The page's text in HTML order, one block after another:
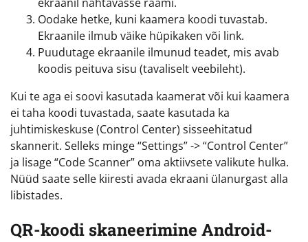
Oodake hetke, kuni kaamera koodi tuvastab.
Ekraanile ilmub väike hüpikaken või link.
Puudutage ekraanile ilmunud teadet, mis avab
koodis peituva sisu (tavaliselt veebileht).
Kui te aga ei soovi kasutada kaamerat või kui kaamera
ei taha koodi tuvastada, saate kasutada ka
juhtimiskeskuse (Control Center) sisseehitatud
skannerit. Selleks minge “Settings” -> “Control Center”
ja lisage “Code Scanner” oma aktiivsete valikute hulka.
Nüüd saate selle kiiresti avada ekraani ülanurgast alla
libistades.
QR-koodi skaneerimine Android-